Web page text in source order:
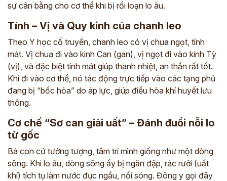
sự cân bằng cho cơ thể khi bị rối loạn lo âu.
Tính – Vị và Quy kinh của chanh leo
Theo Y học cổ truyền, chanh leo có vị chua ngọt, tính
mát. Vị chua đi vào kinh Can (gan), vị ngọt đi vào kinh Tỳ
(vị), và đặc biệt tính mát giúp thanh nhiệt, an thần rất tốt.
Khi đi vào cơ thể, nó tác động trực tiếp vào các tạng phủ
đang bị “bốc hỏa” do áp lực, giúp điều hòa khí huyết lưu
thông.
Cơ chế “Sơ can giải uất” – Đánh đuổi nỗi lo
từ gốc
Bà con cứ tưởng tượng, tâm trí mình giống như một dòng
sông. Khi lo âu, dòng sông ấy bị ngăn đập, rác rưởi (uất
khí) tích tụ làm nước đục ngầu, nổi sóng. Đông y gọi đây